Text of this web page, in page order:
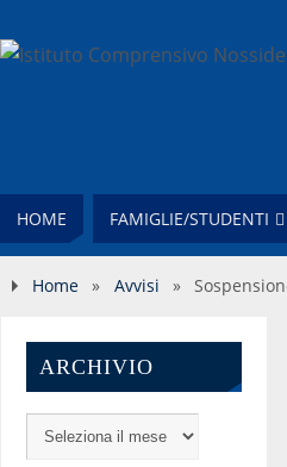
HOME FAMIGLIE/STUDENTI
Home » Avvisi »
ARCHIVIO